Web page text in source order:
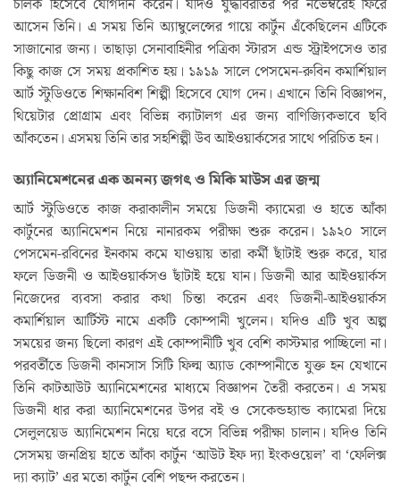
চালক হিসেবে যোগদান করেন। যদিও যুদ্ধবিরতির পর নভেম্বরেই ফিরে
আসেন তিনি। এ সময় তিনি অ্যাম্বুলেন্সের গায়ে কার্টুন এঁকেছিলেন এটিকে
সাজানোর জন্য। তাছাড়া সেনাবাহিনীর পত্রিকা স্টারস এন্ড স্ট্রাইপসেও তার
কিছু কাজ সে সময় প্রকাশিত হয়। ১৯১৯ সালে পেসমেন-রুবিন কমার্শিয়াল
আর্ট স্টুডিওতে শিক্ষানবিশ শিল্পী হিসেবে যোগ দেন। এখানে তিনি বিজ্ঞাপন,
থিয়েটার প্রোগ্রাম এবং বিভিন্ন ক্যাটালগ এর জন্য বাণিজ্যিকভাবে ছবি
আঁকতেন। এসময় তিনি তার সহশিল্পী উব আইওয়ার্কসের সাথে পরিচিত হন।
অ্যানিমেশনের এক অনন্য জগৎ ও মিকি মাউস এর জন্ম
আর্ট স্টুডিওতে কাজ করাকালীন সময়ে ডিজনী ক্যামেরা ও হাতে আঁকা
কার্টুনের অ্যানিমেশন নিয়ে নানারকম পরীক্ষা শুরু করেন। ১৯২০ সালে
পেসমেন-রবিনের ইনকাম কমে যাওয়ায় তারা কর্মী ছাঁটাই শুরু করে, যার
ফলে ডিজনী ও আইওয়ার্কসও ছাঁটাই হয়ে যান। ডিজনী আর আইওয়ার্কস
নিজেদের ব্যবসা করার কথা চিন্তা করেন এবং ডিজনী-আইওয়ার্কস
কমার্শিয়াল আর্টিস্ট নামে একটি কোম্পানী খুলেন। যদিও এটি খুব অল্প
সময়ের জন্য ছিলো কারণ এই কোম্পানীটি খুব বেশি কাস্টমার পাচ্ছিলো না।
পরবর্তীতে ডিজনী কানসাস সিটি ফিল্ম অ্যাড কোম্পানীতে যুক্ত হন যেখানে
তিনি কাটআউট অ্যানিমেশনের মাধ্যমে বিজ্ঞাপন তৈরী করতেন। এ সময়
ডিজনী ধার করা অ্যানিমেশনের উপর বই ও সেকেন্ডহ্যান্ড ক্যামেরা দিয়ে
সেলুলয়েড অ্যানিমেশন নিয়ে ঘরে বসে বিভিন্ন পরীক্ষা চালান। যদিও তিনি
সেসময় জনপ্রিয় হাতে আঁকা কার্টুন ‘আউট ইফ দ্যা ইংকওয়েল’ বা ‘ফেলিক্স
দ্যা ক্যাট’ এর মতো কার্টুন বেশি পছন্দ করতেন।